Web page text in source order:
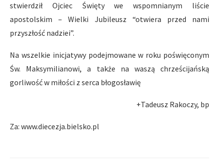
stwierdził Ojciec Święty we wspomnianym liście
apostolskim – Wielki Jubileusz “otwiera przed nami
przyszłość nadziei”.
Na wszelkie inicjatywy podejmowane w roku poświęconym
Św. Maksymilianowi, a także na waszą chrześcijańską
gorliwość w miłości z serca błogosławię
+Tadeusz Rakoczy, bp
Za: www.diecezja.bielsko.pl